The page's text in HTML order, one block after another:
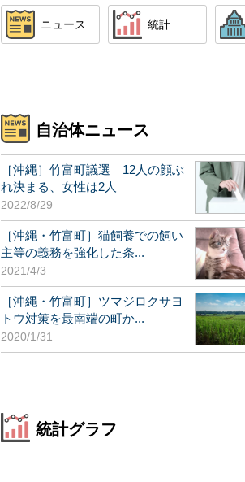
ニュース 統計
自治体ニュース
［沖縄］竹富町議選 12人の顔ぶ
れ決まる、女性は2人
2022/8/29
［沖縄・竹富町］猫飼養での飼い
主等の義務を強化した条...
2021/4/3
［沖縄・竹富町］ツマジロクサヨ
トウ対策を最南端の町か...
2020/1/31
統計グラフ